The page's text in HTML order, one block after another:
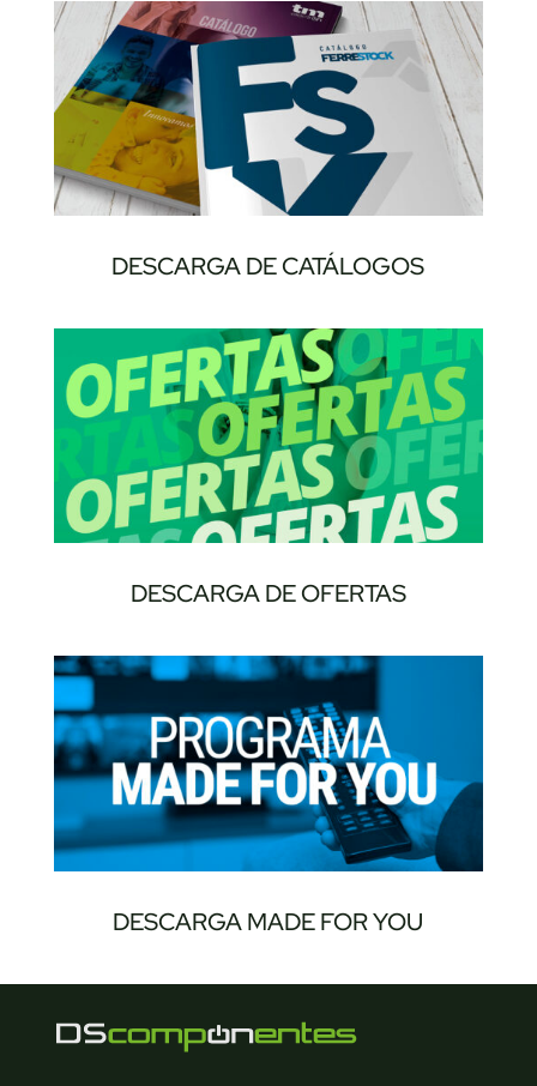
DESCARGA DE CATÁLOGOS
DESCARGA DE OFERTAS
DESCARGA MADE FOR YOU